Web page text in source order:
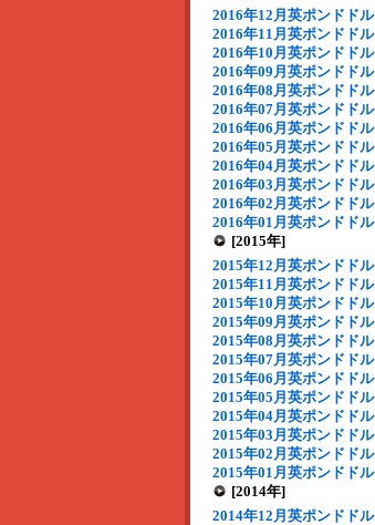
2016年12月英ポンドドル
2016年11月英ポンドドル
2016年10月英ポンドドル
2016年09月英ポンドドル
2016年08月英ポンドドル
2016年07月英ポンドドル
2016年06月英ポンドドル
2016年05月英ポンドドル
2016年04月英ポンドドル
2016年03月英ポンドドル
2016年02月英ポンドドル
2016年01月英ポンドドル
[2015年]
2015年12月英ポンドドル
2015年11月英ポンドドル
2015年10月英ポンドドル
2015年09月英ポンドドル
2015年08月英ポンドドル
2015年07月英ポンドドル
2015年06月英ポンドドル
2015年05月英ポンドドル
2015年04月英ポンドドル
2015年03月英ポンドドル
2015年02月英ポンドドル
2015年01月英ポンドドル
[2014年]
2014年12月英ポンドドル